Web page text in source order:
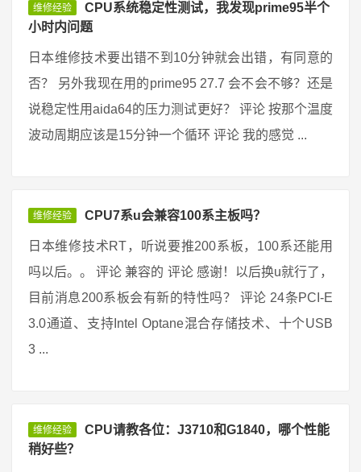
维修经验
CPU系统稳定性测试，我发现prime95半个
小时内问题
日本维修技术要出错不到10分钟就会出错，有同意的
否？ 另外我现在用的prime95 27.7 会不会不够？还是
说稳定性用aida64的压力测试更好？ 评论 按那个温度
波动周期应该是15分钟一个循环 评论 我的感觉 ...
维修经验 CPU7系u会兼容100系主板吗？
日本维修技术RT，听说要推200系板，100系还能用
吗以后。。 评论 兼容的 评论 感谢！以后换u就行了，
目前消息200系板会有新的特性吗？ 评论 24条PCI-E
3.0通道、支持Intel Optane混合存储技术、十个USB
3 ...
维修经验
CPU请教各位：J3710和G1840，哪个性能
稍好些？